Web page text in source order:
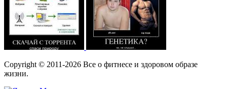
Copyright © 2011-2026 Все о фитнесе и здоровом образе
жизни.